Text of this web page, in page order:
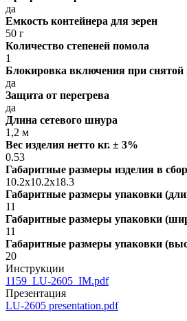
да
Емкость контейнера для зерен
50 г
Количество степеней помола
1
Блокировка включения при
да
Защита от перегрева
да
Длина сетевого шнура
1,2 м
Вес изделия нетто кг. ± 3%
0.53
Габаритные размеры изделия в
10.2x10.2x18.3
Габаритные размеры упаковки
11
Габаритные размеры упаковки
11
Габаритные размеры упаковки
20
Инструкции
1159_LU-2605_IM.pdf
Презентация
LU-2605 presentation.pdf